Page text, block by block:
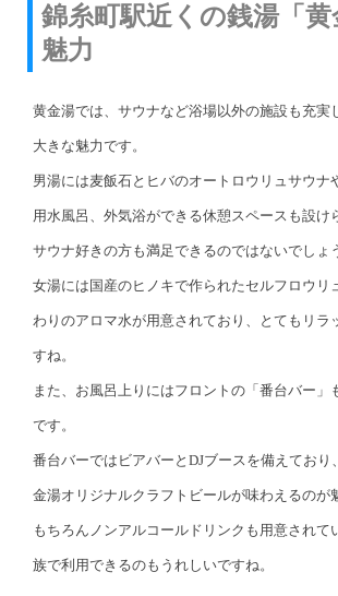
錦糸町駅近くの銭湯「
魅力
黄金湯では、サウナなど浴場以外の施設も充実
大きな魅力です。
男湯には麦飯石とヒバのオートロウリュサウナ
用水風呂、外気浴ができる休憩スペースも設け
サウナ好きの方も満足できるのではないでしょ
女湯には国産のヒノキで作られたセルフロウリ
わりのアロマ水が用意されており、とてもリラ
すね。
また、お風呂上りにはフロントの「番台バー」
です。
番台バーではビアバーとDJブースを備えており
金湯オリジナルクラフトビールが味わえるのが
もちろんノンアルコールドリンクも用意されて
族で利用できるのもうれしいですね。